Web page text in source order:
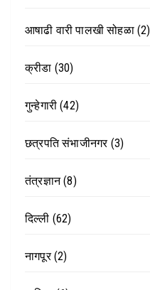
आषाढी वारी पालखी सोहळा(2)
क्रीडा (30)
गुन्हेगारी (42)
छत्रपति संभाजीनगर(3)
तंत्रज्ञान(8)
दिल्ली (62)
नागपूर(2)